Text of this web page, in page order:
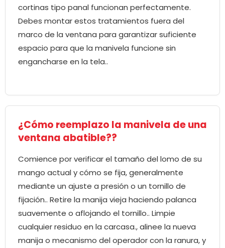
cortinas tipo panal funcionan perfectamente.
Debes montar estos tratamientos fuera del
marco de la ventana para garantizar suficiente
espacio para que la manivela funcione sin
engancharse en la tela..
¿Cómo reemplazo la manivela de una
ventana abatible??
Comience por verificar el tamaño del lomo de su
mango actual y cómo se fija, generalmente
mediante un ajuste a presión o un tornillo de
fijación.. Retire la manija vieja haciendo palanca
suavemente o aflojando el tornillo.. Limpie
cualquier residuo en la carcasa., alinee la nueva
manija o mecanismo del operador con la ranura, y